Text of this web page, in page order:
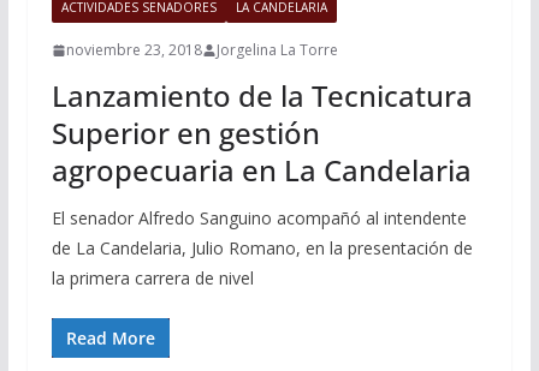
ACTIVIDADES SENADORES LA CANDELARIA
noviembre 23, 2018 Jorgelina La Torre
Lanzamiento de la Tecnicatura
Superior en gestión
agropecuaria en La Candelaria
El senador Alfredo Sanguino acompañó al intendente
de La Candelaria, Julio Romano, en la presentación de
la primera carrera de nivel
Read More